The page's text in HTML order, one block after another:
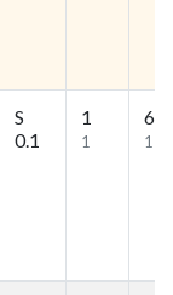
S
0.1
1
1
6
1